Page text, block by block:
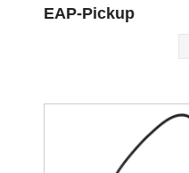
EAP-Pickup